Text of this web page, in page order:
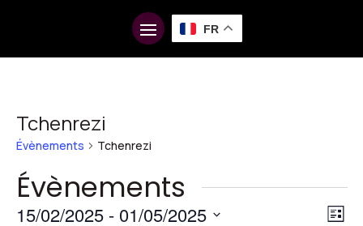
Tchenrezi
Évènements Tchenrezi
Évènements
Liste
15/02/2025 - 01/05/2025
FR